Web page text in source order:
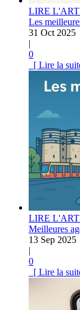
LIRE
Les
31 Oct 2025
|
0
[ Lire la
LIRE
Meilleures
13 Sep 2025
|
0
[ Lire la